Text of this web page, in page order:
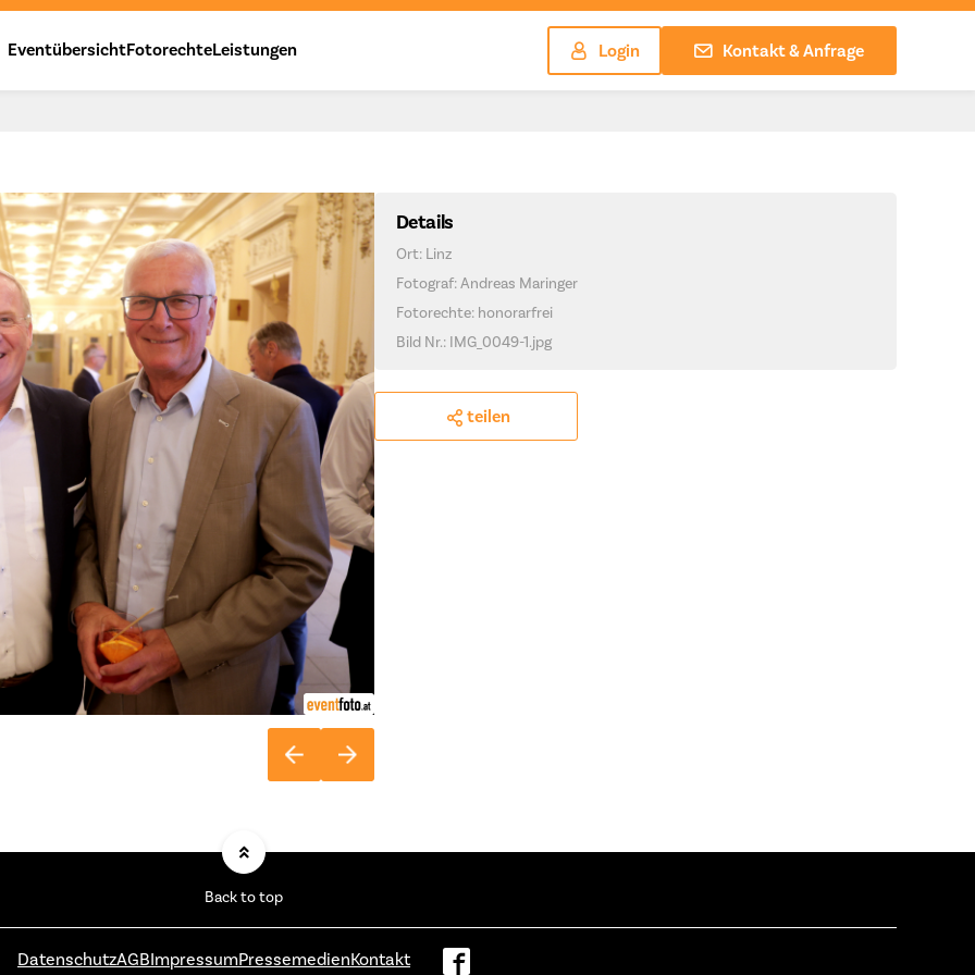
EventübersichtFotorechteLeistungen Login Kontakt & Anfrage
Details
Ort: Linz
Fotograf: Andreas Maringer
Fotorechte: honorarfrei
Bild Nr.: IMG_0049-1.jpg
teilen
Back to top
DatenschutzAGBImpressumPressemedienKontakt